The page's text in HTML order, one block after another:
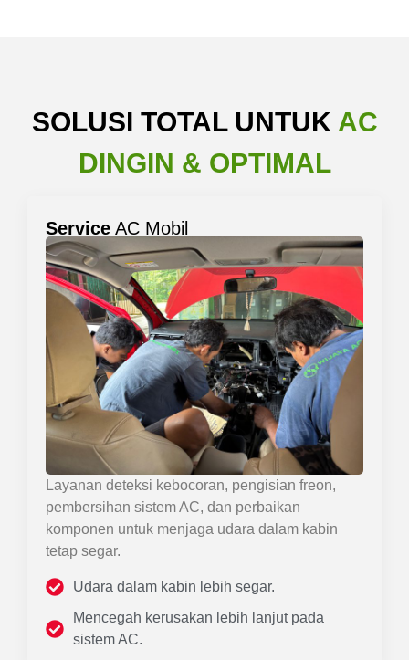
SOLUSI TOTAL UNTUK AC
DINGIN & OPTIMAL
Service AC Mobil
Layanan deteksi kebocoran, pengisian freon,
pembersihan sistem AC, dan perbaikan
komponen untuk menjaga udara dalam kabin
tetap segar.
Udara dalam kabin lebih segar.
Mencegah kerusakan lebih lanjut pada
sistem AC.